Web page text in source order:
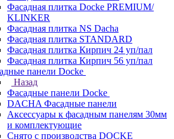
Фасадная плитка Docke PREMIUM/
KLINKER
Фасадная плитка NS Dacha
Фасадная плитка STANDARD
Фасадная плитка Кирпич 24 уп/пал
Фасадная плитка Кирпич 56 уп/пал
панели Docke
Назад
Фасадные панели Docke
DACHA Фасадные панели
Аксессуары к фасадным панелям 30мм
и комплектующие
Снято с производства DOCKE